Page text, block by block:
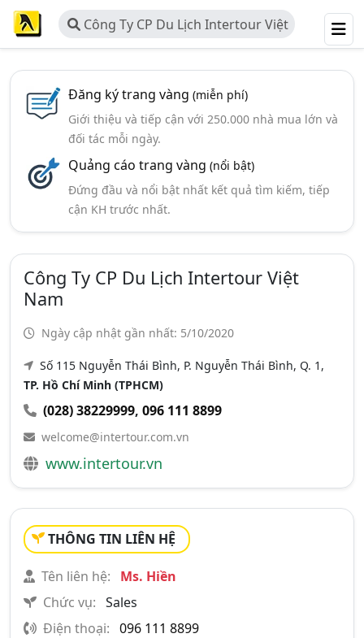
Công Ty CP Du Lịch Intertour Việt
Nam
Đăng ký trang vàng (miễn phí)
Giới thiệu và tiếp cận với 250.000 nhà mua lớn và
đối tác mỗi ngày.
Quảng cáo trang vàng (nổi bật)
Đứng đầu và nổi bật nhất kết quả tìm kiếm, tiếp
cận KH trước nhất.
Công Ty CP Du Lịch Intertour Việt
Nam
Ngày cập nhật gần nhất: 5/10/2020
Số 115 Nguyễn Thái Bình, P. Nguyễn Thái Bình, Q. 1,
TP. Hồ Chí Minh (TPHCM)
(028) 38229999, 096 111 8899
welcome@intertour.com.vn
www.intertour.vn
THÔNG TIN LIÊN HỆ
Tên liên hệ:
Ms. Hiền
Chức vụ: Sales
Điện thoại: 096 111 8899